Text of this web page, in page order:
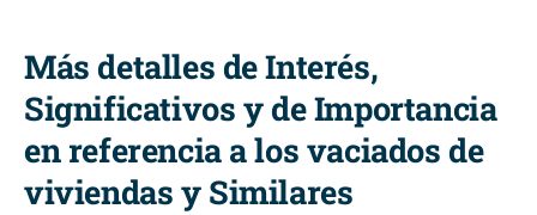
Más detalles de Interés,
Significativos y de Importancia
en referencia a los vaciados de
viviendas y Similares